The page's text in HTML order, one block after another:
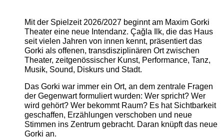
Mit der Spielzeit 2026/2027 beginnt am Maxim Gorki
Theater eine neue Intendanz. Çağla Ilk, die das Haus
seit vielen Jahren von innen kennt, präsentiert das
Gorki als offenen, transdisziplinären Ort zwischen
Theater, zeitgenössischer Kunst, Performance, Tanz,
Musik, Sound, Diskurs und Stadt.
Das Gorki war immer ein Ort, an dem zentrale Fragen
der Gegenwart formuliert wurden: Wer spricht? Wer
wird gehört? Wer bekommt Raum? Es hat Sichtbarkeit
geschaffen, Erzählungen verschoben und neue
Stimmen ins Zentrum gebracht. Daran knüpft das neue
Gorki an.